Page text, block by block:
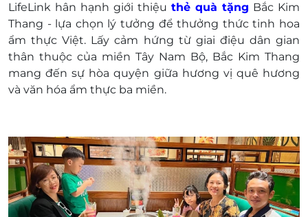
lượng sản phẩm hoặc dịch vụ được cung cấp
cũng như đối với các tranh chấp về sau giữa
khách hàng và nhà cung cấp.
LifeLink có quyền sửa chữa hoặc thay đổi điều
khoản và điều kiện sử dụng mà không thông
báo trước.
LifeLink hân hạnh giới thiệu thẻ quà tặng Bắc Kim
Thang - l ựa chọn lý tưởng để thưởng thức tinh hoa
ẩm thực Việt. Lấy cảm hứng từ giai điệu dân gian
thân thuộc của miền Tây Nam Bộ, Bắc Kim Thang
mangđến sự hòa quyện giữa hương vị quê hương
và văn hóa ẩm thực ba miền.